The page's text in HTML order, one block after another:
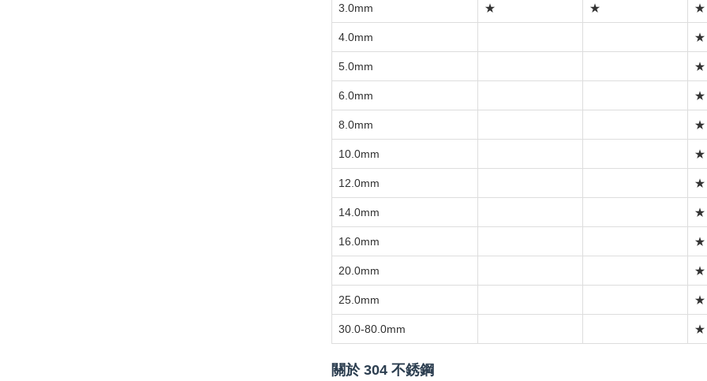
3.0mm ★ ★ ★
4.0mm ★
5.0mm ★
6.0mm ★
8.0mm ★
10.0mm ★
12.0mm ★
14.0mm ★
16.0mm ★
20.0mm ★
25.0mm ★
30.0-80.0mm ★
關於 304 不銹鋼